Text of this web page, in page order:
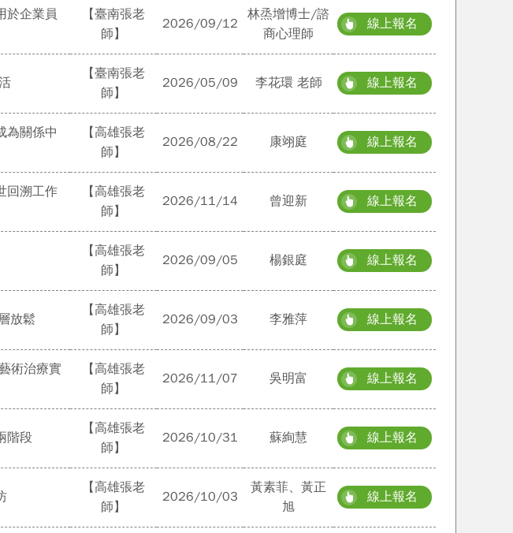
於企業員
【臺南張老
師】
2026/09/12
林烝增博士/諮
商心理師
線上報名
【臺南張老
師】
2026/05/09 李花環 老師 線上報名
為關係中
【高雄張老
師】
2026/08/22 康翊庭 線上報名
回溯工作
【高雄張老
師】
2026/11/14 曾迎新 線上報名
【高雄張老
師】
2026/09/05 楊銀庭 線上報名
放鬆
【高雄張老
師】
2026/09/03 李雅萍 線上報名
術治療實
【高雄張老
師】
2026/11/07 吳明富 線上報名
階段
【高雄張老
師】
2026/10/31 蘇絢慧 線上報名
【高雄張老
師】
2026/10/03
黃素菲、黃正
旭
線上報名